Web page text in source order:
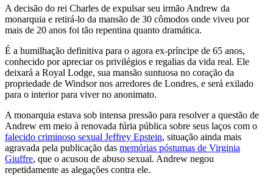
A decisão do rei Charles de expulsar seu irmão Andrew da
monarquia e retirá-lo da mansão de 30 cômodos onde viveu por
mais de 20 anos foi tão repentina quanto dramática.
É a humilhação definitiva para o agora ex-príncipe de 65 anos,
conhecido por apreciar os privilégios e regalias da vida real. Ele
deixará a Royal Lodge, sua mansão suntuosa no coração da
propriedade de Windsor nos arredores de Londres, e será exilado
para o interior para viver no anonimato.
A monarquia estava sob intensa pressão para resolver a questão de
Andrew em meio à renovada fúria pública sobre seus laços com o
falecido criminoso sexual Jeffrey Epstein, situação ainda mais
agravada pela publicação das memórias póstumas de Virginia
Giuffre, que o acusou de abuso sexual. Andrew negou
repetidamente as alegações contra ele.